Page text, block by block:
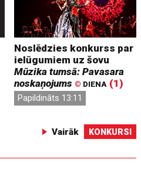
Noslēdzies konkurss par
ielūgumiem uz šovu
Mūzika tumsā: Pavasara
noskaņojums © DIENA (1)
Papildināts 13:11
Vairāk KONKURSI